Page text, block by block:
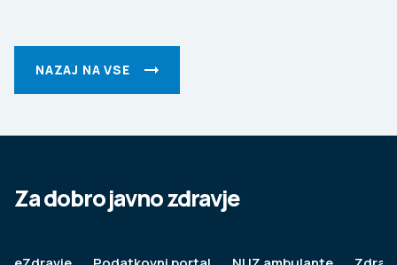
NAZAJ NA VSE
Za dobro javno zdravje